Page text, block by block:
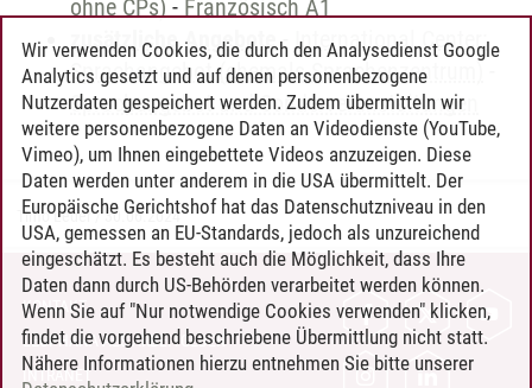
ohne CPs) - Französisch A1
zusätzliche Angebote- International Center:
Sprachangebot (ehemals Sprachenzentrum)
Sprachangebot und Sonderveranstaltungen
Timo Leder/30.06.2024
KONTAKT
LEUPHANA ALS ARBEITGEBER
INTRANET
Wir verwenden Cookies, die durch den Analysedienst Google
Analytics gesetzt und auf denen personenbezogene
Nutzerdaten gespeichert werden. Zudem übermitteln wir
weitere personenbezogene Daten an Videodienste (YouTube,
Vimeo), um Ihnen eingebettete Videos anzuzeigen. Diese
Daten werden unter anderem in die USA übermittelt. Der
Europäische Gerichtshof hat das Datenschutzniveau in den
USA, gemessen an EU-Standards, jedoch als unzureichend
eingeschätzt. Es besteht auch die Möglichkeit, dass Ihre
Daten dann durch US-Behörden verarbeitet werden können.
Wenn Sie auf "Nur notwendige Cookies verwenden" klicken,
findet die vorgehend beschriebene Übermittlung nicht statt.
Nähere Informationen hierzu entnehmen Sie bitte unserer